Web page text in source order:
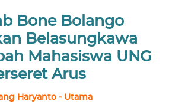
Bone Bolango
Belasungkawa
Mahasiswa UNG
Arus
Haryanto - Utama